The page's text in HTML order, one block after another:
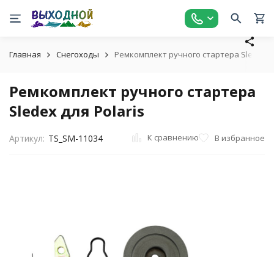
Главная Снегоходы Ремкомплект ручного стартера Sledex
Ремкомплект ручного стартера
Sledex для Polaris
Артикул: TS_SM-11034 К сравнению В избранное